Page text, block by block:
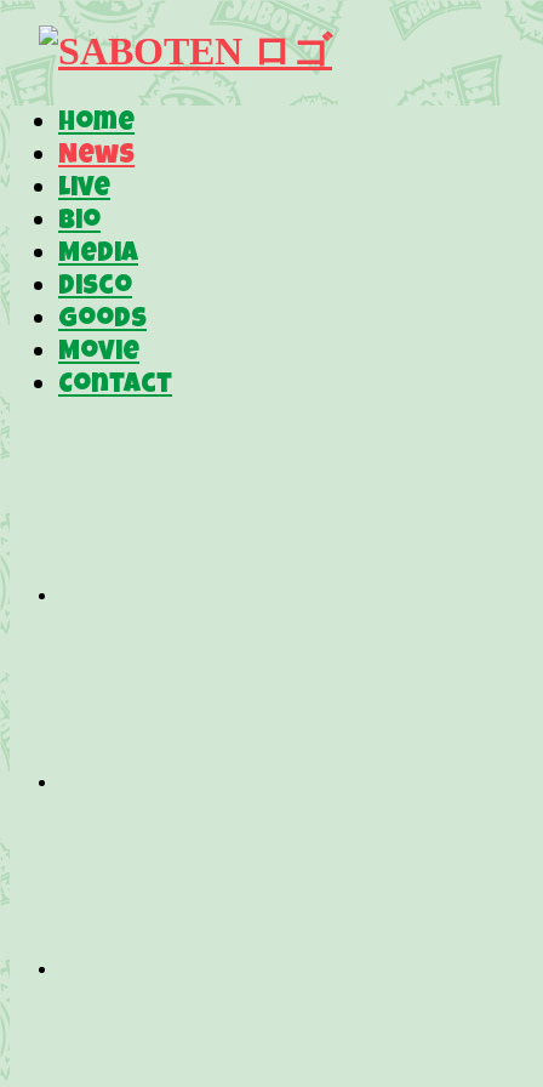
Home
News
Live
Bio
Media
Disco
Goods
Movie
Contact